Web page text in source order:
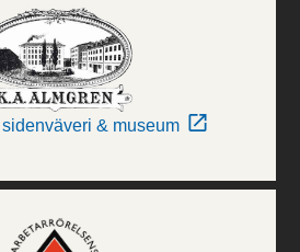
sidenväveri & museum